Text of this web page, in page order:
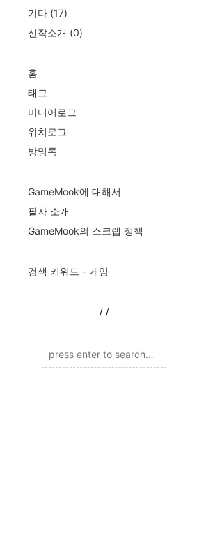
기타 (17)
신작소개 (0)
홈
태그
미디어로그
위치로그
방명록
GameMook에 대해서
필자 소개
GameMook의 스크랩 정책
검색 키워드 - 게임
/ /